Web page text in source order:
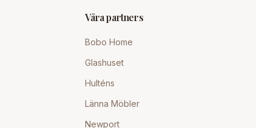
Våra partners
Bobo Home
Glashuset
Hulténs
Länna Möbler
Newport